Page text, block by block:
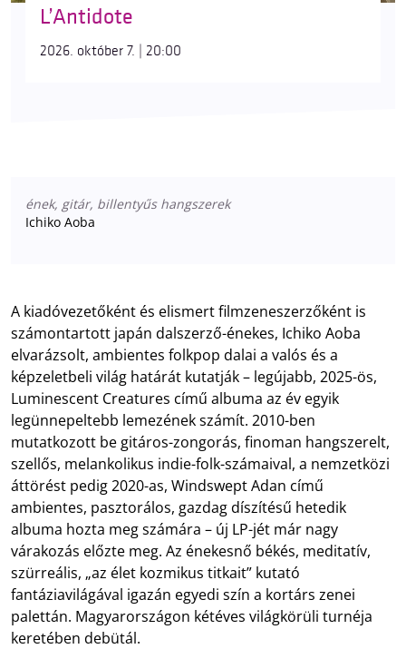
L’Antidote
2026. október 7. | 20:00
ének, gitár, billentyűs hangszerek
Ichiko Aoba
A kiadóvezetőként és elismert filmzeneszerzőként is
számontartott japán dalszerző-énekes, Ichiko Aoba
elvarázsolt, ambientes folkpop dalai a valós és a
képzeletbeli világ határát kutatják – legújabb, 2025-ös,
Luminescent Creatures című albuma az év egyik
legünnepeltebb lemezének számít. 2010-ben
mutatkozott be gitáros-zongorás, finoman hangszerelt,
szellős, melankolikus indie-folk-számaival, a nemzetközi
áttörést pedig 2020-as, Windswept Adan című
ambientes, pasztorálos, gazdag díszítésű hetedik
albuma hozta meg számára – új LP-jét már nagy
várakozás előzte meg. Az énekesnő békés, meditatív,
szürreális, „az élet kozmikus titkait” kutató
fantáziavilágával igazán egyedi szín a kortárs zenei
palettán. Magyarországon kétéves világkörüli turnéja
keretében debütál.